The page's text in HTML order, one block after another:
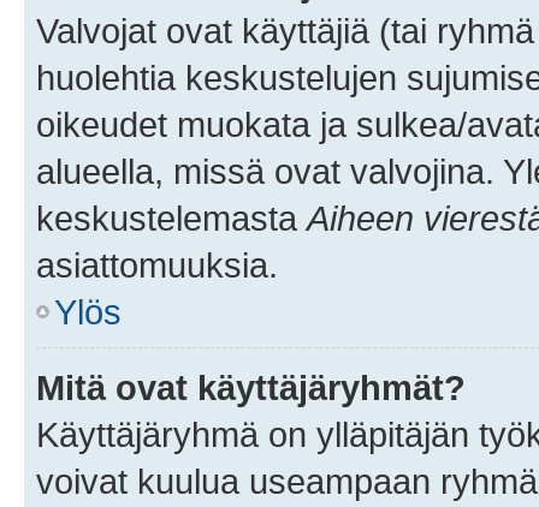
Valvojat ovat käyttäjiä (tai
huolehtia keskustelujen
oikeudet muokata ja sulkea/
alueella, missä ovat valvojina.
keskustelemasta Aiheen
asiattomuuksia.
Ylös
Mitä ovat käyttäjäryhmät?
Käyttäjäryhmä on ylläpitäjän
voivat kuulua useampaan